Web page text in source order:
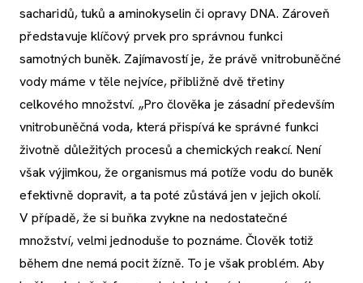
sacharidů, tuků a aminokyselin či opravy DNA. Zároveň
představuje klíčový prvek pro správnou funkci
samotných buněk. Zajímavostí je, že právě vnitrobuněčné
vody máme v těle nejvíce, přibližně dvě třetiny
celkového množství. „Pro člověka je zásadní především
vnitrobuněčná voda, která přispívá ke správné funkci
životně důležitých procesů a chemických reakcí. Není
však výjimkou, že organismus má potíže vodu do buněk
efektivně dopravit, a ta poté zůstává jen v jejich okolí.
V případě, že si buňka zvykne na nedostatečné
množství, velmi jednoduše to poznáme. Člověk totiž
během dne nemá pocit žízně. To je však problém. Aby